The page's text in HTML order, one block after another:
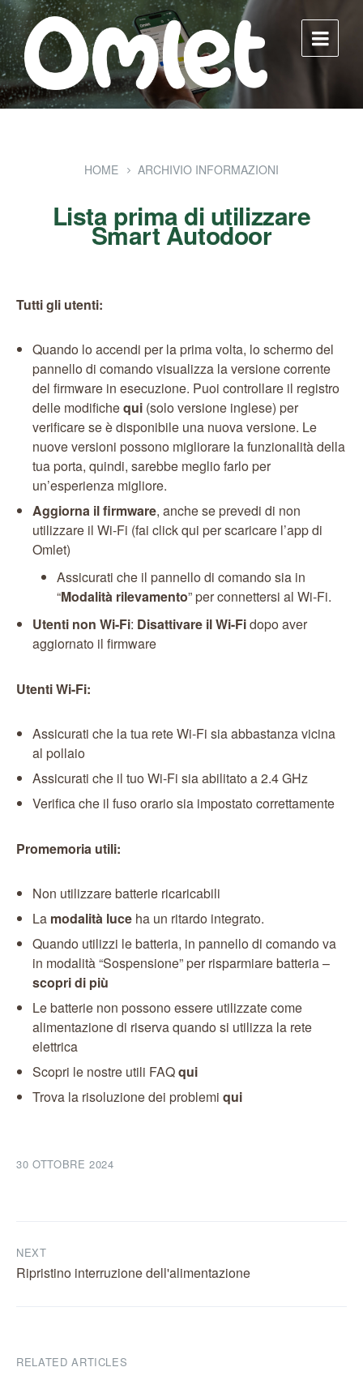
Skip
to
content
Skip
to
main
navigation
Skip
to
footer
HOME ARCHIVIO INFORMAZIONI
Lista prima di utilizzare
Smart Autodoor
Tutti gli utenti:
Quando lo accendi per la prima volta, lo schermo del
pannello di comando visualizza la versione corrente
del firmware in esecuzione. Puoi controllare il registro
delle modifichequi (solo versione inglese) per
verificare se è disponibile una nuova versione. Le
nuove versioni possono migliorare la funzionalità della
tua porta, quindi, sarebbe meglio farlo per
un’esperienza migliore.
Aggiorna il firmware, anche se prevedi di non
utilizzare il Wi-Fi (fai click qui per scaricare l’app di
Omlet)
Assicurati che il pannello di comando sia in
“Modalità rilevamento” per connettersi al Wi-Fi.
Utenti non Wi-Fi: Disattivare il Wi-Fidopo aver
aggiornato il firmware
Utenti Wi-Fi:
Assicurati che la tua rete Wi-Fi sia abbastanza vicina
al pollaio
Assicurati che il tuo Wi-Fi sia abilitato a 2.4 GHz
Verifica che il fuso orario sia impostato correttamente
Promemoria utili:
Non utilizzare batterie ricaricabili
La modalità luce ha un ritardo integrato.
Quando utilizzi le batteria, in pannello di comando va
in modalità “Sospensione” per risparmiare batteria –
scopri di più
Le batterie non possono essere utilizzate come
alimentazione di riserva quando si utilizza la rete
elettrica
Scopri le nostre utili FAQqui
Trova la risoluzione dei problemi qui
30 OTTOBRE 2024
NEXT
Ripristino interruzione dell'alimentazione
RELATED ARTICLES